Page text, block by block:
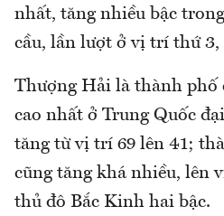
nhất, tăng nhiều bậc
cầu, lần lượt ở vị trí thứ 3,
Thượng Hải là thành phố
cao nhất ở Trung Quốc
tăng từ vị trí 69 lên 41;
cũng tăng khá nhiều, lên
thủ đô Bắc Kinh hai bậc.